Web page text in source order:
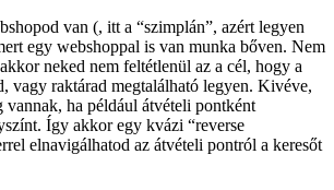
van (, itt a “szimplán”, azért legyen
egy webshoppal is van munka bőven. Nem
neked nem feltétlenül az a cél, hogy a
vagy raktárad megtalálható legyen. Kivéve,
ha például átvételi pontként
Így akkor egy kvázi “reverse
elnavigálhatod az átvételi pontról a keresőt